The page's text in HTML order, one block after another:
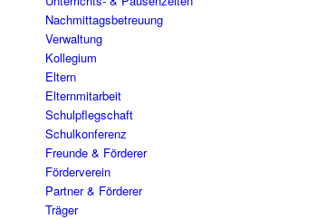
Nachmittagsbetreuung
Verwaltung
Kollegium
Eltern
Elternmitarbeit
Schulpflegschaft
Schulkonferenz
Freunde & Förderer
Förderverein
Partner & Förderer
Träger